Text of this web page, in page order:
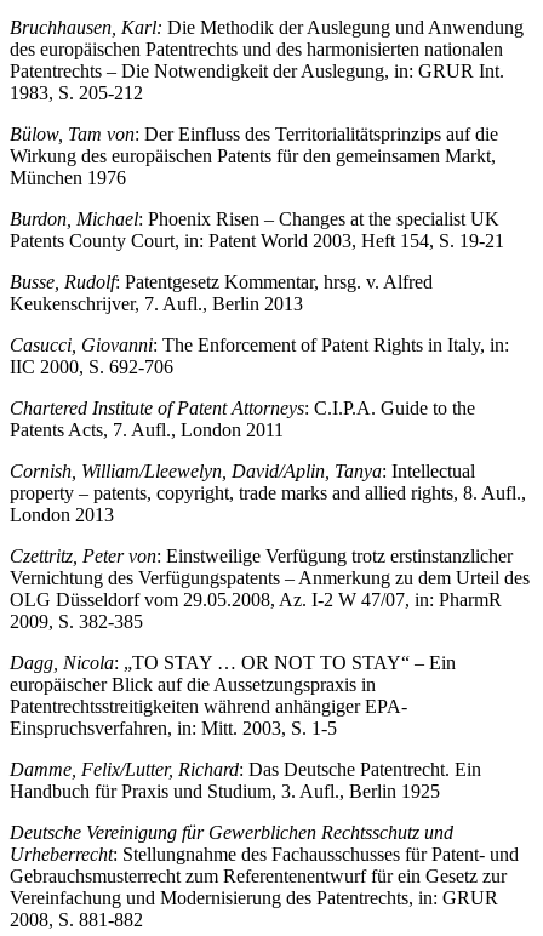
Bruchhausen, Karl: Die Methodik der Auslegung und Anwendung
des europäischen Patentrechts und des harmonisierten nationalen
Patentrechts – Die Notwendigkeit der Auslegung, in: GRUR Int.
1983, S. 205-212
Bülow, Tam von: Der Einfluss des Territorialitätsprinzips auf die
Wirkung des europäischen Patents für den gemeinsamen Markt,
München 1976
Burdon, Michael: Phoenix Risen – Changes at the specialist UK
Patents County Court, in: Patent World 2003, Heft 154, S. 19-21
Busse, Rudolf: Patentgesetz Kommentar, hrsg. v. Alfred
Keukenschrijver, 7. Aufl., Berlin 2013
Casucci, Giovanni: The Enforcement of Patent Rights in Italy, in:
IIC 2000, S. 692-706
Chartered Institute of Patent Attorneys: C.I.P.A. Guide to the
Patents Acts, 7. Aufl., London 2011
Cornish, William/Lleewelyn, David/Aplin, Tanya: Intellectual
property – patents, copyright, trade marks and allied rights, 8. Aufl.,
London 2013
Czettritz, Peter von: Einstweilige Verfügung trotz erstinstanzlicher
Vernichtung des Verfügungspatents – Anmerkung zu dem Urteil des
OLG Düsseldorf vom 29.05.2008, Az. I-2 W 47/07, in: PharmR
2009, S. 382-385
Dagg, Nicola: „TO STAY … OR NOT TO STAY“ – Ein
europäischer Blick auf die Aussetzungspraxis in
Patentrechtsstreitigkeiten während anhängiger EPA-
Einspruchsverfahren, in: Mitt. 2003, S. 1-5
Damme, Felix/Lutter, Richard: Das Deutsche Patentrecht. Ein
Handbuch für Praxis und Studium, 3. Aufl., Berlin 1925
Deutsche Vereinigung für Gewerblichen Rechtsschutz und
Urheberrecht: Stellungnahme des Fachausschusses für Patent- und
Gebrauchsmusterrecht zum Referentenentwurf für ein Gesetz zur
Vereinfachung und Modernisierung des Patentrechts, in: GRUR
2008, S. 881-882